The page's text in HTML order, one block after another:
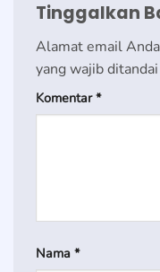
Tinggalkan
Alamat email
yang wajib ditandai
Komentar*
Nama *